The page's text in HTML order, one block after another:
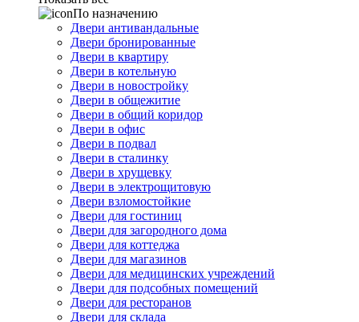
По назначению
Двери антивандальные
Двери бронированные
Двери в квартиру
Двери в котельную
Двери в новостройку
Двери в общежитие
Двери в общий коридор
Двери в офис
Двери в подвал
Двери в сталинку
Двери в хрущевку
Двери в электрощитовую
Двери взломостойкие
Двери для гостиниц
Двери для загородного дома
Двери для коттеджа
Двери для магазинов
Двери для медицинских учреждений
Двери для подсобных помещений
Двери для ресторанов
Двери для склада